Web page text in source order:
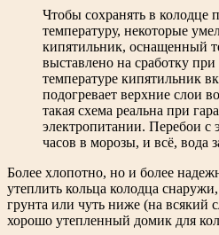
Чтобы сохранять в колодце
температуру, некоторые
кипятильник, оснащенный
выставлено на сработку
температуре кипятильник
подогревает верхние слои
такая схема реальна при
электропитании. Перебои с
часов в морозы, и всё, вода
Более хлопотно, но и более
утеплить кольца колодца
грунта или чуть ниже (на всякий
хорошо утепленный домик для